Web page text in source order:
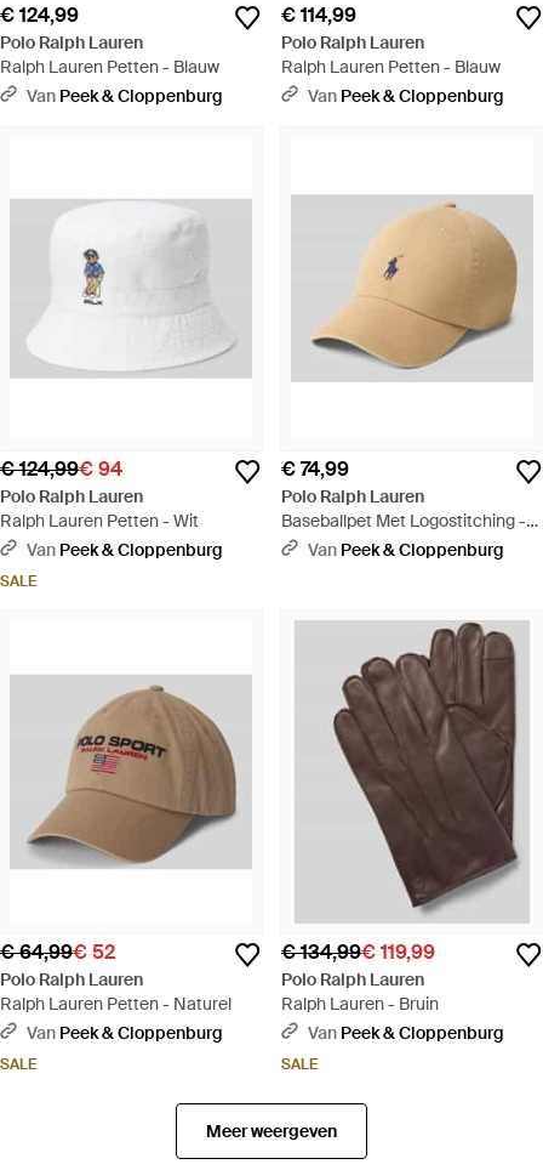
€ 124,99
Polo Ralph Lauren
Ralph Lauren Petten - Blauw
Van Peek & Cloppenburg
€ 114,99
Polo Ralph Lauren
Ralph Lauren Petten - Blauw
Van Peek & Cloppenburg
€ 124,99€ 94
Polo Ralph Lauren
Ralph Lauren Petten - Wit
Van Peek & Cloppenburg
SALE
€ 74,99
Polo Ralph Lauren
Baseballpet Met Logostitching -
Groen
Van Peek & Cloppenburg
€ 64,99€ 52
Polo Ralph Lauren
Ralph Lauren Petten - Naturel
Van Peek & Cloppenburg
SALE
€ 134,99€ 119,99
Polo Ralph Lauren
Ralph Lauren - Bruin
Van Peek & Cloppenburg
SALE
Meer weergeven